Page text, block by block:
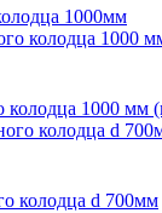
1000мм
колодца 1000 мм
колодца d 700мм